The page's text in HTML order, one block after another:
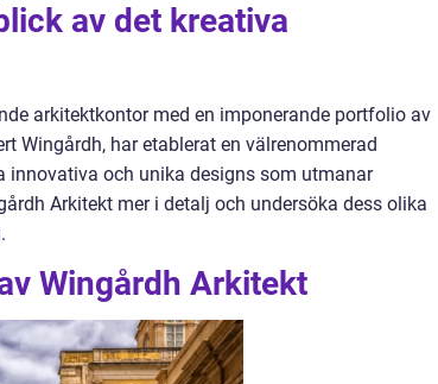
av det kreativa
arkitektkontor med en imponerande portfolio av
Wingårdh, har etablerat en välrenommerad
och unika designs som utmanar
Arkitekt mer i detalj och undersöka dess olika
Wingårdh Arkitekt